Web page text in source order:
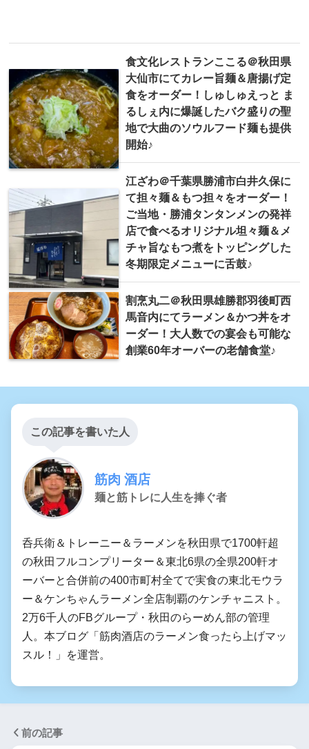
食文化レストランここる＠秋田県
大仙市にてカレー旨麺＆唐揚げ定
食をオーダー！しゅしゅえっと ま
るしぇ内に爆誕したバク盛りの聖
地で大曲のソウルフード麺も提供
開始♪
江ざわ＠千葉県勝浦市白井久保に
て担々麺＆もつ担々をオーダー！
ご当地・勝浦タンタンメンの発祥
店で食べるオリジナル坦々麺＆メ
チャ旨なもつ煮をトッピングした
冬期限定メニューに舌鼓♪
割烹丸二＠秋田県雄勝郡羽後町西
馬音内にてラーメン＆かつ丼をオ
ーダー！大人数での宴会も可能な
創業60年オーバーの老舗食堂♪
この記事を書いた人
筋肉 酒店
麺と筋トレに人生を捧ぐ者
呑兵衛＆トレーニー＆ラーメンを秋田県で1700軒超
の秋田フルコンプリーター＆東北6県の全県200軒オ
ーバーと合併前の400市町村全てで実食の東北モウラ
ー＆ケンちゃんラーメン全店制覇のケンチャニスト。
2万6千人のFBグループ・秋田のらーめん部の管理
人。本ブログ「筋肉酒店のラーメン食ったら上げマッ
スル！」を運営。
前の記事